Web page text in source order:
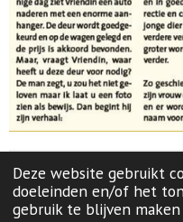
Deze website gebruikt
doeleinden en/of het
gebruik te blijven
© 2019 - 2026
Powered byJouwWeb